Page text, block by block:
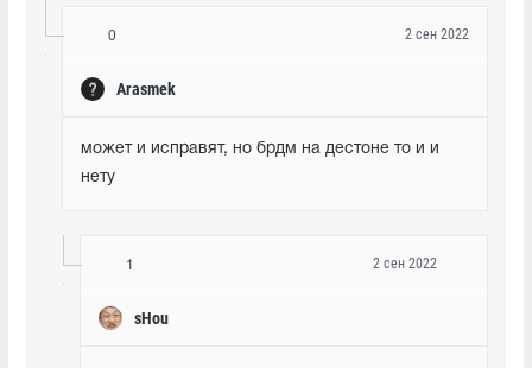
0
Arasmek
2 сен 2022
может и исправят, но брдм на дестоне то и и
нету
1
sHou
2 сен 2022